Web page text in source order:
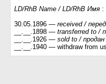
LD/RhB Name / LD/RhB Имя :
30.05.1896 — received /
__.__.1898 — transferred to /
__.__.1926 — sold to / продан
__.__.1940 — withdraw from